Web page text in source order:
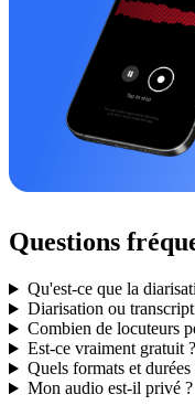
Questions
Qu'est-ce que la
Diarisation ou
Combien de locuteurs
Est-ce vraiment gratuit ?
Quels formats et durées
Mon audio est-il privé ?